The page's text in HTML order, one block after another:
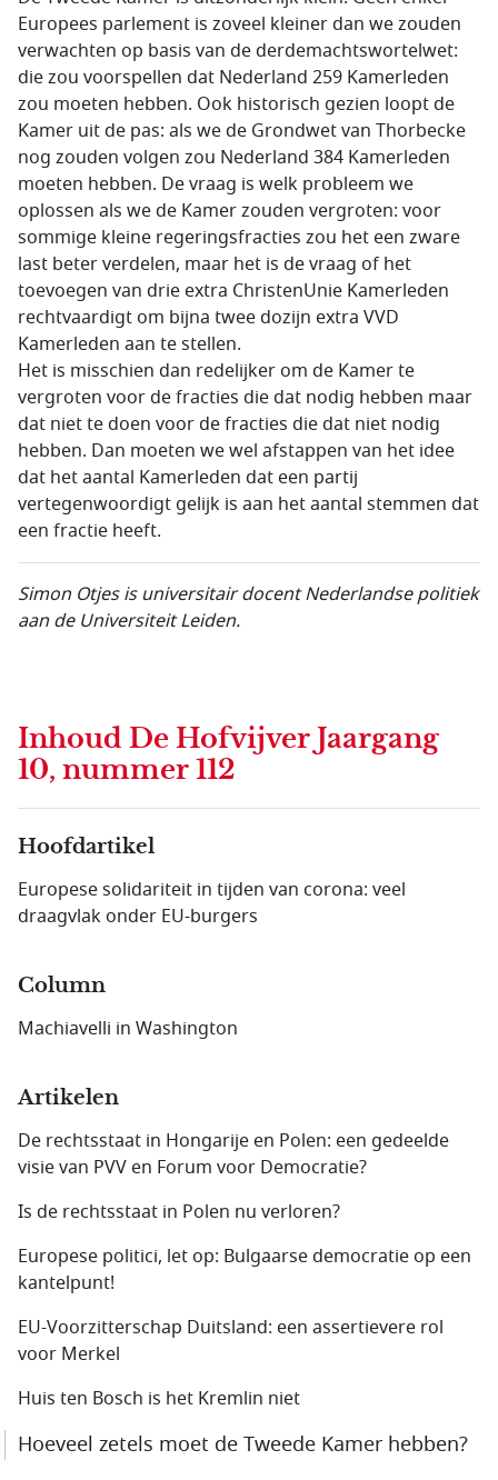
Europees parlement is zoveel kleiner dan we zouden
verwachten op basis van de derdemachtswortelwet:
die zou voorspellen dat Nederland 259 Kamerleden
zou moeten hebben. Ook historisch gezien loopt de
Kamer uit de pas: als we de Grondwet van Thorbecke
nog zouden volgen zou Nederland 384 Kamerleden
moeten hebben. De vraag is welk probleem we
oplossen als we de Kamer zouden vergroten: voor
sommige kleine regeringsfracties zou het een zware
last beter verdelen, maar het is de vraag of het
toevoegen van drie extra ChristenUnie Kamerleden
rechtvaardigt om bijna twee dozijn extra VVD
Kamerleden aan te stellen.
Het is misschien dan redelijker om de Kamer te
vergroten voor de fracties die dat nodig hebben maar
dat niet te doen voor de fracties die dat niet nodig
hebben. Dan moeten we wel afstappen van het idee
dat het aantal Kamerleden dat een partij
vertegenwoordigt gelijk is aan het aantal stemmen dat
een fractie heeft.
Simon Otjes is universitair docent Nederlandse politiek
aan de Universiteit Leiden.
Inhoud De Hofvijver Jaargang
10, nummer 112
Hoofdartikel
Europese solidariteit in tijden van corona: veel
draagvlak onder EU-burgers
Column
Machiavelli in Washington
Artikelen
De rechtsstaat in Hongarije en Polen: een gedeelde
visie van PVV en Forum voor Democratie?
Is de rechtsstaat in Polen nu verloren?
Europese politici, let op: Bulgaarse democratie op een
kantelpunt!
EU-Voorzitterschap Duitsland: een assertievere rol
voor Merkel
Huis ten Bosch is het Kremlin niet
Hoeveel zetels moet de Tweede Kamer hebben?